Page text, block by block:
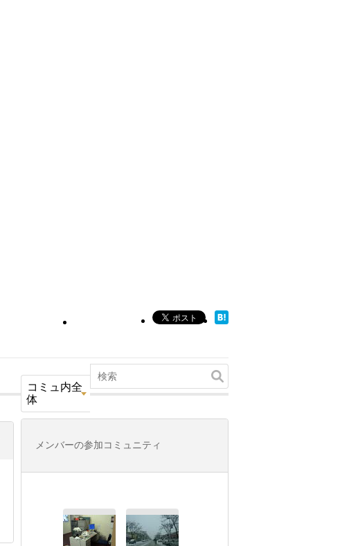
コミュ内全
体
メンバーの参加コミュニティ